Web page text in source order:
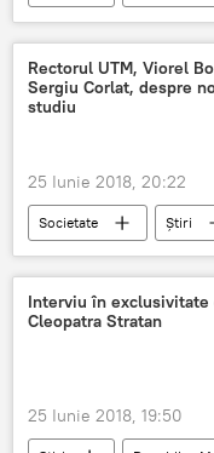
primar
Chisinau
validarea alegerilor
Rectorul UTM, Viorel
Sergiu Corlat, despre
studiu
25 Iunie 2018, 20:22
Societate Știri
Multimedia
Sergiu Corlat
disciplina
Interviu în
Cleopatra Stratan
25 Iunie 2018, 19:50